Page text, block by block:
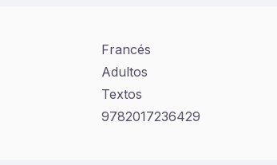
Francés
Adultos
Textos
9782017236429